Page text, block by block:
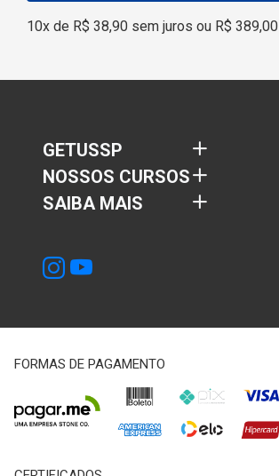
10x de R$ 38,90 sem juros ou R$ 389,00
GETUSSP
NOSSOS CURSOS
SAIBA MAIS
FORMAS DE PAGAMENTO